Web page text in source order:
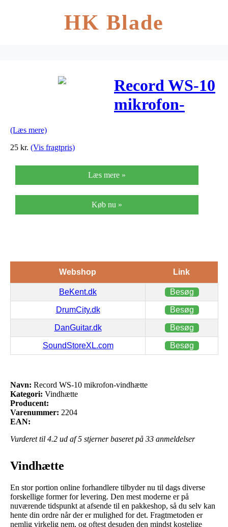
HK Blade
Record WS-10
mikrofon-
(Læs mere)
25 kr. (Vis fragtpris)
Læs mere »
Køb nu »
Webshop Link
BeKent.dk Besøg
DrumCity.dk Besøg
DanGuitar.dk Besøg
SoundStoreXL.com Besøg
Navn: Record WS-10 mikrofon-vindhætte
Kategori: Vindhætte
Producent:
Varenummer: 2204
EAN:
Vurderet til 4.2 ud af 5 stjerner baseret på 33 anmeldelser
Vindhætte
En stor portion online forhandlere tilbyder nu til dags diverse
forskellige former for levering. Den mest moderne er på
nuværende tidspunkt at afsende til en pakkeshop, så du selv kan
hente din ordre når der er mulighed for det. Fragtmetoden er
nemlig virkelig nem, og oftest desuden den mindst kostelige